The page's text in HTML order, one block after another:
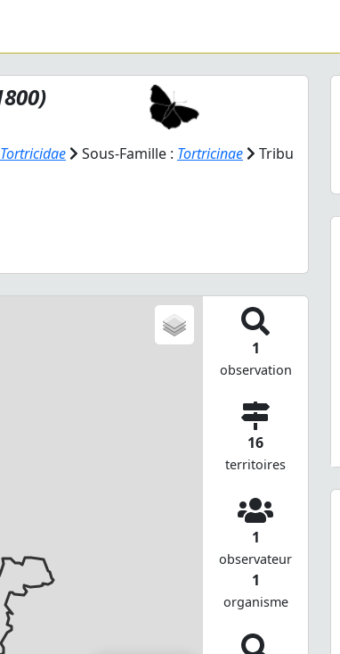
Tortricidae Sous-Famille : Tortricinae Tribu
1
observation
16
territoires
1
observateur
1
organisme